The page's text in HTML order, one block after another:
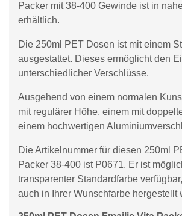
Packer mit 38-400 Gewinde ist in
erhältlich.
Die 250ml PET Dosen ist mit einem
ausgestattet. Dieses ermöglicht den
unterschiedlicher Verschlüsse.
Ausgehend von einem normalen
mit regulärer Höhe, einem mit
einem hochwertigen
Die Artikelnummer für diesen 250ml
Packer 38-400 ist P0671. Er ist
transparenter Standardfarbe
auch in Ihrer Wunschfarbe hergestellt